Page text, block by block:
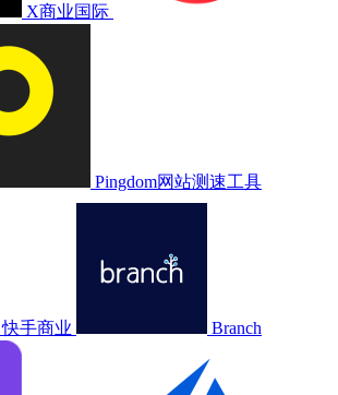
X商业国际
Pingdom网站测速工具
快手商业 Branch